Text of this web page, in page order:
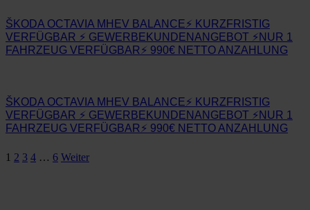
ŠKODA OCTAVIA MHEV BALANCE⚡ KURZFRISTIG
VERFÜGBAR ⚡ GEWERBEKUNDENANGEBOT ⚡NUR 1
FAHRZEUG VERFÜGBAR⚡ 990€ NETTO ANZAHLUNG
ŠKODA OCTAVIA MHEV BALANCE⚡ KURZFRISTIG
VERFÜGBAR ⚡ GEWERBEKUNDENANGEBOT ⚡NUR 1
FAHRZEUG VERFÜGBAR⚡ 990€ NETTO ANZAHLUNG
1 2 3 4 … 6 Weiter